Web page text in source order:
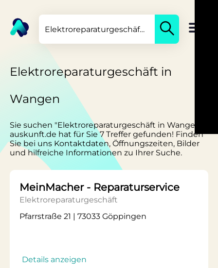
Elektroreparaturgeschäft in
Wangen
Sie suchen "Elektroreparaturgeschäft in Wangen"?
auskunft.de hat für Sie 7 Treffer gefunden! Finden
Sie bei uns Kontaktdaten, Öffnungszeiten, Bilder
und hilfreiche Informationen zu Ihrer Suche.
MeinMacher - Reparaturservice
Elektroreparaturgeschäft
Pfarrstraße 21 | 73033 Göppingen
Details anzeigen